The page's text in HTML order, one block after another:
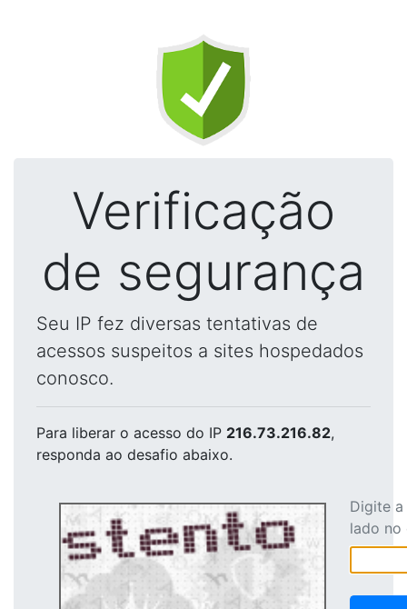
Verificação
de segurança
Seu IP fez diversas tentativas de
acessos suspeitos a sites hospedados
conosco.
Para liberar o acesso do IP 216.73.216.82,
responda ao desafio abaixo.
Digite
lado no